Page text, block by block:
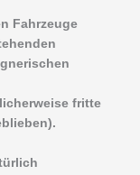
Fahrzeuge
fritte